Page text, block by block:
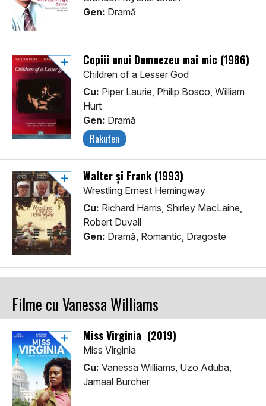
Gen: Dramă
Copiii unui Dumnezeu mai mic (1986)
Children of a Lesser God
Cu: Piper Laurie, Philip Bosco, William
Hurt
Gen: Dramă
Rakuten
Walter și Frank (1993)
Wrestling Ernest Hemingway
Cu: Richard Harris, Shirley MacLaine,
Robert Duvall
Gen: Dramă, Romantic, Dragoste
Filme cu Vanessa Williams
Miss Virginia (2019)
Miss Virginia
Cu: Vanessa Williams, Uzo Aduba,
Jamaal Burcher